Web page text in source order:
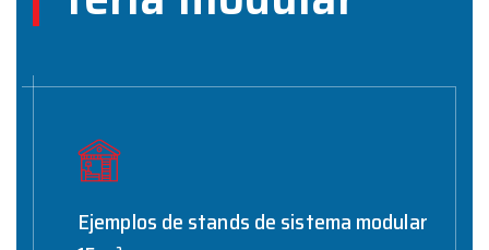
Ejemplos de stands de sistema modular